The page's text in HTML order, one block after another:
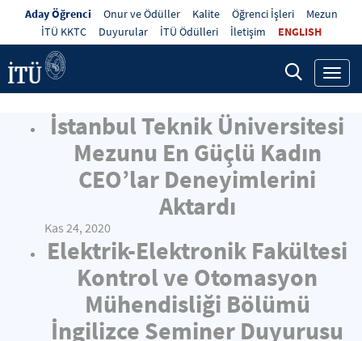
Aday Öğrenci Onur ve Ödüller Kalite Öğrenci İşleri
Mezun
İTÜ KKTC
Duyurular İTÜ Ödülleri İletişim ENGLISH
İstanbul Teknik Üniversitesi
Mezunu En Güçlü Kadın
CEO’lar Deneyimlerini
Aktardı
Kas 24, 2020
Elektrik-Elektronik Fakültesi
Kontrol ve Otomasyon
Mühendisliği Bölümü
İngilizce Seminer Duyurusu